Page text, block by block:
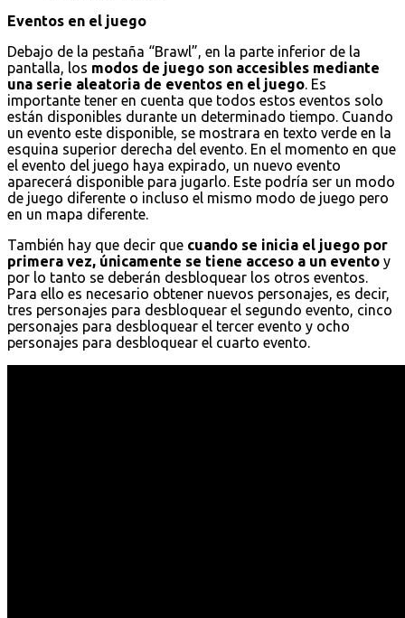
Eventos en el juego
Debajo de la pestaña “Brawl”, en la parte inferior de la
pantalla, los modos de juego son accesibles mediante
una serie aleatoria de eventos en el juego. Es
importante tener en cuenta que todos estos eventos solo
están disponibles durante un determinado tiempo. Cuando
un evento este disponible, se mostrara en texto verde en la
esquina superior derecha del evento. En el momento en que
el evento del juego haya expirado, un nuevo evento
aparecerá disponible para jugarlo. Este podría ser un modo
de juego diferente o incluso el mismo modo de juego pero
en un mapa diferente.
También hay que decir que cuando se inicia el juego por
primera vez, únicamente se tiene acceso a un evento y
por lo tanto se deberán desbloquear los otros eventos.
Para ello es necesario obtener nuevos personajes, es decir,
tres personajes para desbloquear el segundo evento, cinco
personajes para desbloquear el tercer evento y ocho
personajes para desbloquear el cuarto evento.